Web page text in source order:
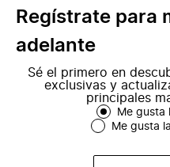
Regístrate para
adelante
Sé el primero en
exclusivas y
principales
Me gusta
Me gusta